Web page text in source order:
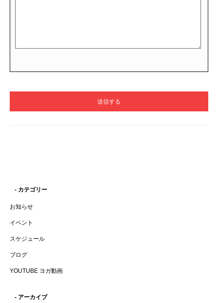
- カテゴリー
お知らせ
イベント
スケジュール
ブログ
YOUTUBE ヨガ動画
- アーカイブ